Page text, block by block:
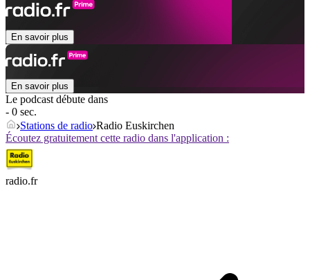
En savoir plus
En savoir plus
Le podcast débute dans
- 0 sec.
Stations de radio Radio Euskirchen
Écoutez gratuitement cette radio dans l'application :
radio.fr